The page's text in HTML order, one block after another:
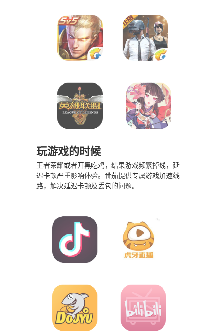
玩游戏的时候
王者荣耀或者开黑吃鸡，结果游戏频繁掉线，延
迟卡顿严重影响体验。番茄提供专属游戏加速线
路，解决延迟卡顿及丢包的问题。